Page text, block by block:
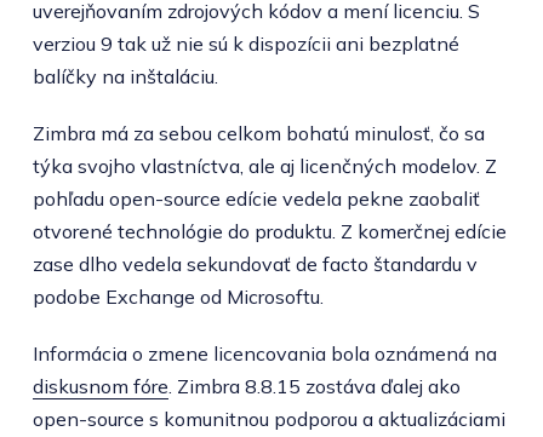
uverejňovaním zdrojových kódov a mení licenciu. S
verziou 9 tak už nie sú k dispozícii ani bezplatné
balíčky na inštaláciu.
Zimbra má za sebou celkom bohatú minulosť, čo sa
týka svojho vlastníctva, ale aj licenčných modelov. Z
pohľadu open-source edície vedela pekne zaobaliť
otvorené technológie do produktu. Z komerčnej edície
zase dlho vedela sekundovať de facto štandardu v
podobe Exchange od Microsoftu.
Informácia o zmene licencovania bola oznámená na
diskusnom fóre . Zimbra 8.8.15 zostáva ďalej ako
open-source s komunitnou podporou a aktualizáciami